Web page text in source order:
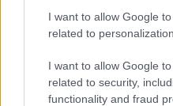
I want to allow Google
related to personalization.
I want to allow Google
related to security,
functionality and fraud
ezelőtti árvíz idején és így
ugyanazokból a szögekből
Ilyenek eddig a tapasztalatok
miatt ingyenes a strandolás